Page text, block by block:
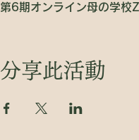
第6期オンライン母の学校
分享此活動